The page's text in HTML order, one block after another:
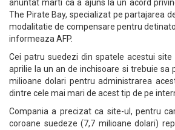
anuntat marti ca a ajuns la un acord
The Pirate Bay, specializat pe partajarea
modalitatie de compensare pentru
informeaza AFP.
Cei patru suedezi din spatele acestui
aprilie la un an de inchisoare si trebuie sa
milioane dolari pentru administrarea
dintre cele mai mari de acest tip de pe
Compania a precizat ca site-ul, pentru
coroane suedeze (7,7 milioane dolari)